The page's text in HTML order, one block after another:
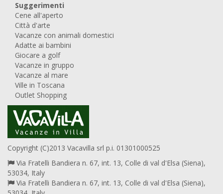
Suggerimenti
Cene all'aperto
Città d'arte
Vacanze con animali domestici
Adatte ai bambini
Giocare a golf
Vacanze in gruppo
Vacanze al mare
Ville in Toscana
Outlet Shopping
Copyright (C)2013 Vacavilla srl p.i. 01301000525
Via Fratelli Bandiera n. 67, int. 13, Colle di val d'Elsa (Siena),
53034, Italy
Via Fratelli Bandiera n. 67, int. 13, Colle di val d'Elsa (Siena),